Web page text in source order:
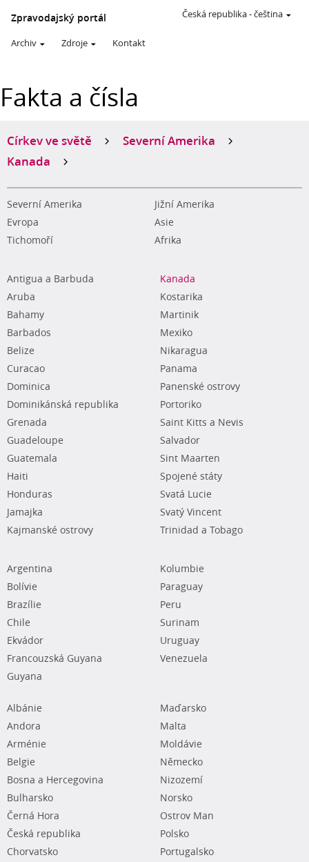
Zpravodajský portál
Archiv Zdroje Kontakt
Česká republika-čeština
Fakta a čísla
Církev ve světě
Severní Amerika
Kanada
Severní Amerika
Jižní Amerika
Evropa
Asie
Tichomoří
Afrika
Antigua a Barbuda
Aruba
Bahamy
Barbados
Belize
Curacao
Dominica
Dominikánská republika
Grenada
Guadeloupe
Guatemala
Haiti
Honduras
Jamajka
Kajmanské ostrovy
Kanada
Kostarika
Martinik
Mexiko
Nikaragua
Panama
Panenské ostrovy
Portoriko
Saint Kitts a Nevis
Salvador
Sint Maarten
Spojené státy
Svatá Lucie
Svatý Vincent
Trinidad a Tobago
Argentina
Bolívie
Brazílie
Chile
Ekvádor
Francouzská Guyana
Guyana
Kolumbie
Paraguay
Peru
Surinam
Uruguay
Venezuela
Albánie
Andora
Arménie
Belgie
Bosna a Hercegovina
Bulharsko
Černá Hora
Česká republika
Chorvatsko
Maďarsko
Malta
Moldávie
Německo
Nizozemí
Norsko
Ostrov Man
Polsko
Portugalsko